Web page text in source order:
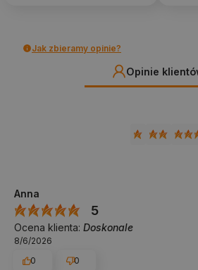
Jak zbieramy opinie?
Opinie
Anna
5
Ocena klienta: Doskonale
8/6/2026
0
0